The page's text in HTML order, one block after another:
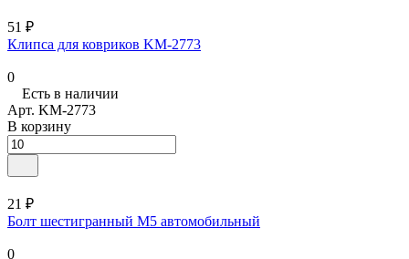
51 ₽
Клипса для ковриков KM-2773
0
Есть в наличии
Арт. KM-2773
В корзину
21 ₽
Болт шестигранный М5 автомобильный
0